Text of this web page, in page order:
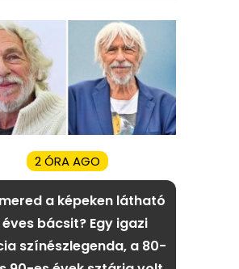
2 ÓRA AGO
a képeken látható
éves bácsit? Egy igazi
színészlegenda, a 80-